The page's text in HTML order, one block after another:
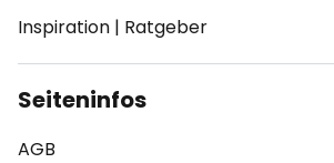
Inspiration | Ratgeber
Seiteninfos
AGB